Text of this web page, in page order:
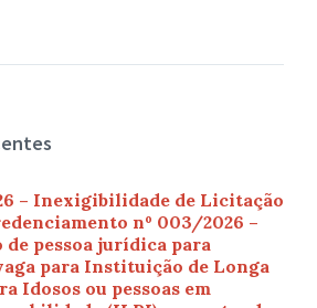
– Inexigibilidade de Licitação
nº 003/2026 –
pessoa jurídica para
para Instituição de Longa
Idosos ou pessoas em